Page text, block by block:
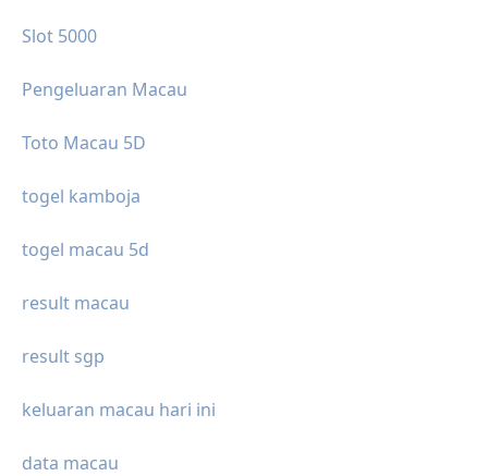
Slot 5000
Pengeluaran Macau
Toto Macau 5D
togel kamboja
togel macau 5d
result macau
result sgp
keluaran macau hari ini
data macau